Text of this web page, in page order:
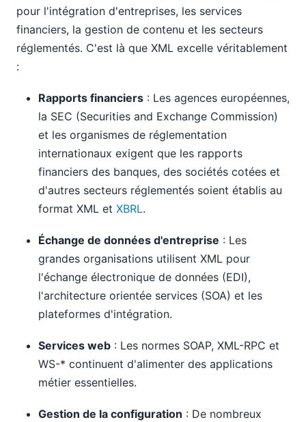
pour l'intégration d'entreprises, les services
financiers, la gestion de contenu et les secteurs
réglementés. C'est là que XML excelle véritablement
:
Rapports financiers : Les agences européennes,
la SEC (Securities and Exchange Commission)
et les organismes de réglementation
internationaux exigent que les rapports
financiers des banques, des sociétés cotées et
d'autres secteurs réglementés soient établis au
format XML et XBRL.
Échange de données d'entreprise : Les
grandes organisations utilisent XML pour
l'échange électronique de données (EDI),
l'architecture orientée services (SOA) et les
plateformes d'intégration.
Services web : Les normes SOAP, XML-RPC et
WS-* continuent d'alimenter des applications
métier essentielles.
Gestion de la configuration : De nombreux